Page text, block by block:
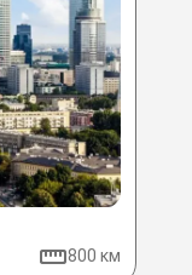
800 км